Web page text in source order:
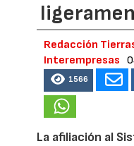
Redacción
Interempresas
1566
La afiliación al